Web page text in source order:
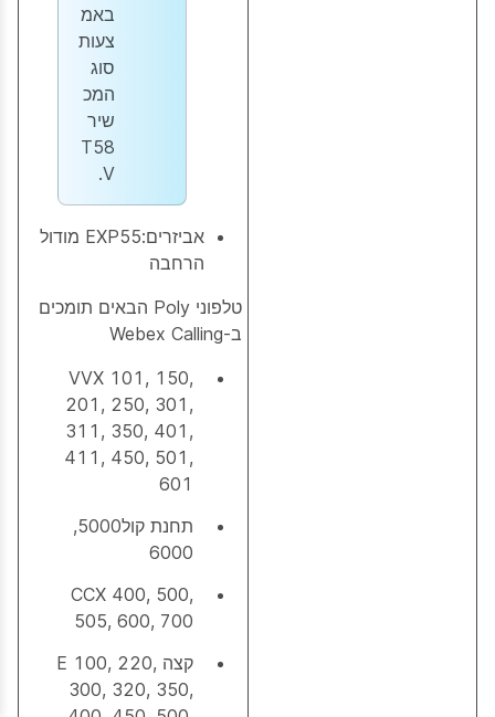
באמ
צעות
סוג
המכ
שיר
T58
V.
אביזרים:EXP55 מודול
הרחבה
טלפוני Poly הבאים תומכים
ב-Webex Calling
VVX 101, 150,
201, 250, 301,
311, 350, 401,
411, 450, 501,
601
תחנת קול5000,
6000
CCX 400, 500,
505, 600, 700
קצה E 100, 220,
300, 320, 350,